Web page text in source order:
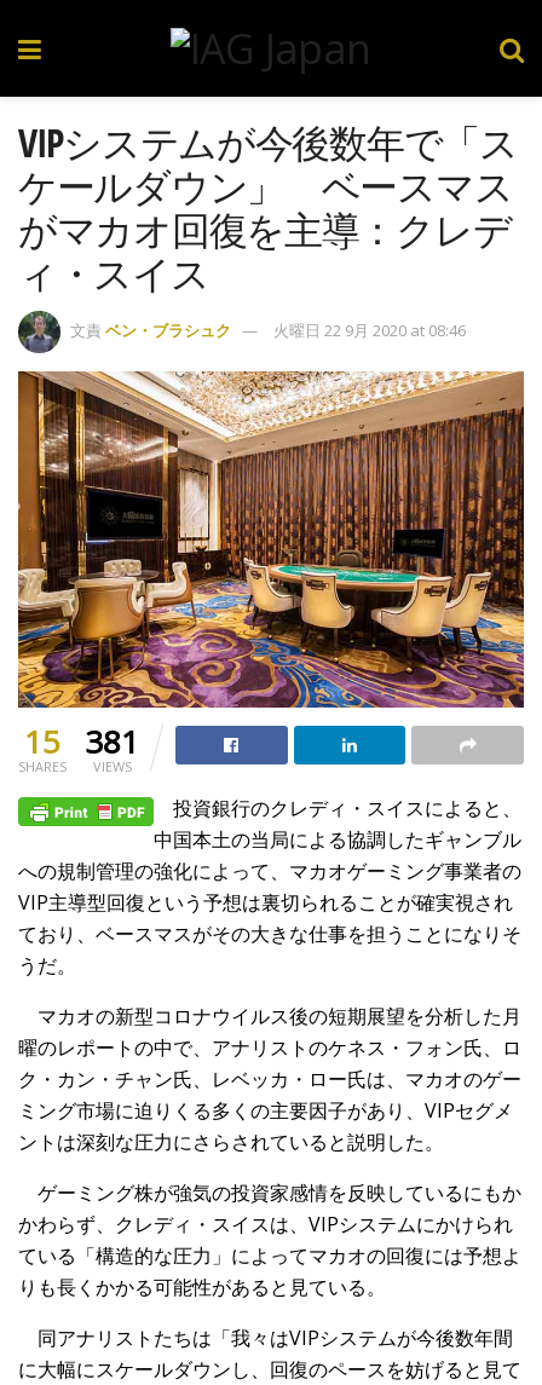
VIPシステムが今後数年で「ス
ケールダウン」 ベースマス
がマカオ回復を主導：クレデ
ィ・スイス
文責 ベン・ブラシュク 火曜日 22 9月 2020 at 08:46
15
SHARES
381
VIEWS
投資銀行のクレディ・スイスによると、
中国本土の当局による協調したギャンブル
への規制管理の強化によって、マカオゲーミング事業者の
VIP主導型回復という予想は裏切られることが確実視され
ており、ベースマスがその大きな仕事を担うことになりそ
うだ。
マカオの新型コロナウイルス後の短期展望を分析した月
曜のレポートの中で、アナリストのケネス・フォン氏、ロ
ク・カン・チャン氏、レベッカ・ロー氏は、マカオのゲー
ミング市場に迫りくる多くの主要因子があり、VIPセグメ
ントは深刻な圧力にさらされていると説明した。
ゲーミング株が強気の投資家感情を反映しているにもか
かわらず、クレディ・スイスは、VIPシステムにかけられ
ている「構造的な圧力」によってマカオの回復には予想よ
りも長くかかる可能性があると見ている。
同アナリストたちは「我々はVIPシステムが今後数年間
に大幅にスケールダウンし、回復のペースを妨げると見て